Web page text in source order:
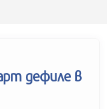
дефиле в